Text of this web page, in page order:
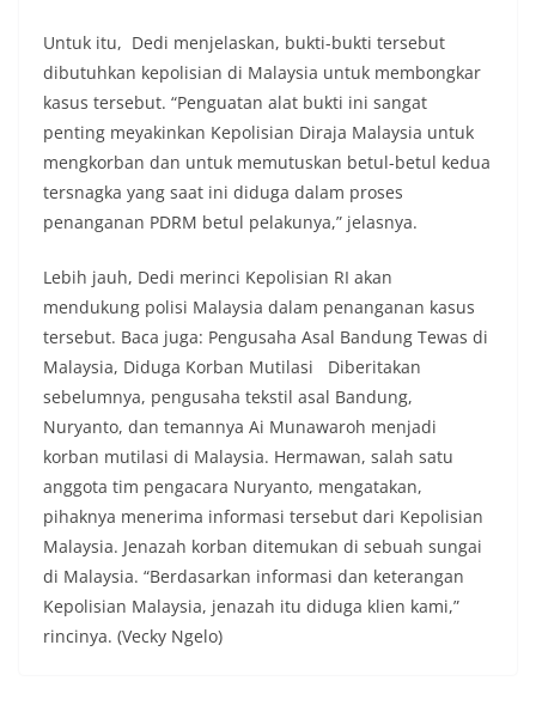
Untuk itu, Dedi menjelaskan, bukti-bukti tersebut
dibutuhkan kepolisian di Malaysia untuk membongkar
kasus tersebut. “Penguatan alat bukti ini sangat
penting meyakinkan Kepolisian Diraja Malaysia untuk
mengkorban dan untuk memutuskan betul-betul kedua
tersnagka yang saat ini diduga dalam proses
penanganan PDRM betul pelakunya,” jelasnya.
Lebih jauh, Dedi merinci Kepolisian RI akan
mendukung polisi Malaysia dalam penanganan kasus
tersebut. Baca juga: Pengusaha Asal Bandung Tewas di
Malaysia, Diduga Korban Mutilasi Diberitakan
sebelumnya, pengusaha tekstil asal Bandung,
Nuryanto, dan temannya Ai Munawaroh menjadi
korban mutilasi di Malaysia. Hermawan, salah satu
anggota tim pengacara Nuryanto, mengatakan,
pihaknya menerima informasi tersebut dari Kepolisian
Malaysia. Jenazah korban ditemukan di sebuah sungai
di Malaysia. “Berdasarkan informasi dan keterangan
Kepolisian Malaysia, jenazah itu diduga klien kami,”
rincinya. (Vecky Ngelo)